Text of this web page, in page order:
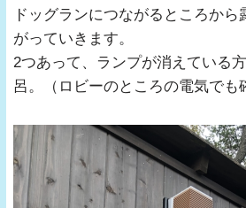
ドッグランにつながるところか
がっていきます。
2つあって、ランプが消えている
呂。（ロビーのところの電気でも